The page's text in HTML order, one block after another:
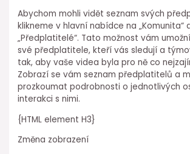
Abychom mohli vidět seznam svých
klikneme v hlavní nabídce na „Komunita“
„Předplatitelé“. Tato možnost vám
své předplatitele, kteří vás sledují a
tak, aby vaše videa byla pro ně co
Zobrazí se vám seznam předplatitelů a
prozkoumat podrobnosti o jednotlivých
interakci s nimi.
{HTML element H3}
Změna zobrazení